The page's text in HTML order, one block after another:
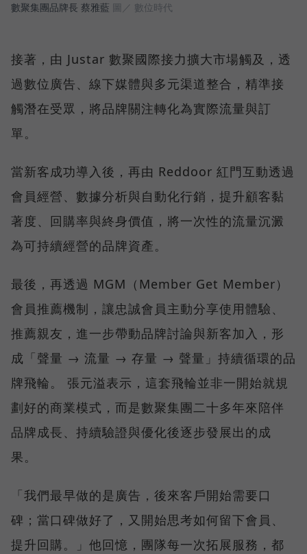
數聚集團品牌長 蔡雅藍 圖／ 數位時代
接著，由 Justar 數聚國際接力擴大市場觸及，透
過數位廣告、線下媒體與多元渠道整合，精準接
觸潛在受眾，將品牌關注轉化為實際流量與訂
單。
當新客成功導入後，再由 Reddoor 紅門互動透過
會員經營、數據分析與自動化行銷，提升顧客黏
著度、回購率與終身價值，將一次性的流量沉澱
為可持續經營的品牌資產。
最後，再透過 MGM（Member Get Member）
會員推薦機制，讓忠誠會員主動分享使用體驗、
推薦親友，進一步帶動品牌討論與新客加入，形
成「聲量 → 流量 → 存量 → 聲量」持續循環的品
牌飛輪。 張元溢表示，這套飛輪並非一開始就規
劃好的商業模式，而是數聚集團二十多年來陪伴
品牌成長、持續驗證與優化後逐步發展出的成
果。
「我們最早做的是廣告，後來客戶開始需要口
碑；當口碑做好了，又開始思考如何留下會員、
提升回購。」他回憶，團隊每一次拓展服務，都